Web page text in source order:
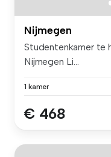
Nijmegen
Studentenkamer te
Nijmegen Li...
1 kamer
€ 468